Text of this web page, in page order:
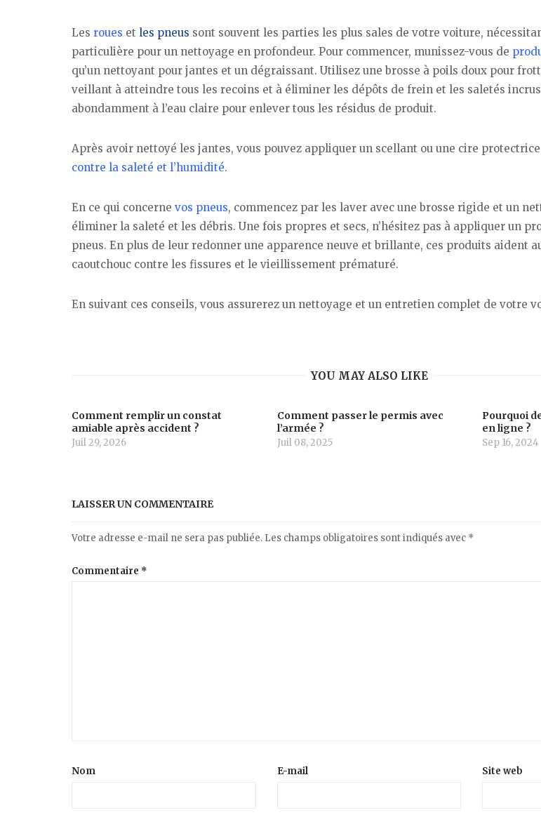
Les roues et les pneus sont souvent les parties les plus sales de votre voiture,
particulière pour un nettoyage en profondeur. Pour commencer, munissez-vous de
qu’un nettoyant pour jantes et un dégraissant. Utilisez une brosse à poils doux pour
veillant à atteindre tous les recoins et à éliminer les dépôts de frein et les saletés
abondamment à l’eau claire pour enlever tous les résidus de produit.
Après avoir nettoyé les jantes, vous pouvez appliquer un scellant ou une cire
contre la saleté et l’humidité.
En ce qui concerne vos pneus, commencez par les laver avec une brosse rigide et un
éliminer la saleté et les débris. Une fois propres et secs, n’hésitez pas à appliquer un
pneus. En plus de leur redonner une apparence neuve et brillante, ces produits aident
caoutchouc contre les fissures et le vieillissement prématuré.
En suivant ces conseils, vous assurerez un nettoyage et un entretien complet de votre
YOU MAY ALSO LIKE
Comment remplir un constat
amiable après accident ?
Juil 29, 2026
Comment passer le permis avec
l’armée ?
Juil 08, 2025
Pourquoi
en ligne ?
Sep 16, 2024
LAISSER UN COMMENTAIRE
Votre adresse e-mail ne sera pas publiée. Les champs obligatoires sont indiqués avec *
Commentaire *
Nom E-mail Site web